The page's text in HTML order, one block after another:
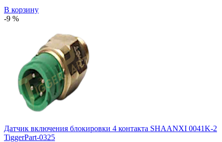
В корзину
-9 %
Датчик включения блокировки 4 контакта SHAANXI 0041K-2
TiggerPart-0325